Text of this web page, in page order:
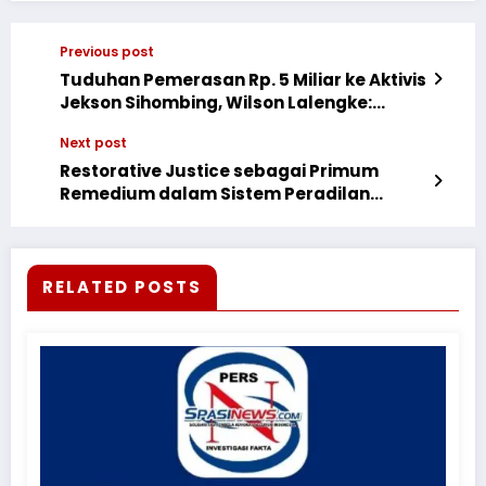
Previous post
Tuduhan Pemerasan Rp. 5 Miliar ke Aktivis
Jekson Sihombing, Wilson Lalengke:
Next post
Restorative Justice sebagai Primum
Remedium dalam Sistem Peradilan
RELATED POSTS